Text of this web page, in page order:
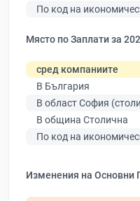
По код на
Място по Заплати за
сред компаниите
В България
В област София
В община Столична
По код на
Изменения на Основни